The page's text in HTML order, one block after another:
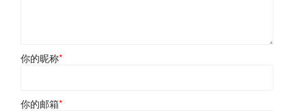
你的昵称*
你的邮箱*